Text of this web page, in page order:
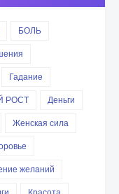
БОЛЬ
Гадание
РОСТ
Деньги
Женская сила
желаний